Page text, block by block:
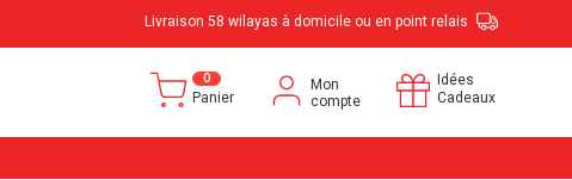
Livraison 58 wilayas à domicile ou en point relais
0
Panier
Mon
compte
Idées
Cadeaux